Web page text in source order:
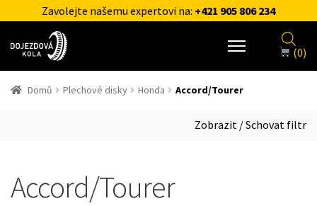
Zavolejte našemu expertovi na: +421 905 806 234
(0)
Domů Plechové disky Honda Accord/Tourer
Zobrazit / Schovat filtr
Accord/Tourer